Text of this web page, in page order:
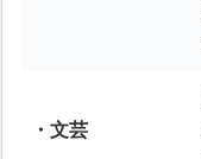
・文芸